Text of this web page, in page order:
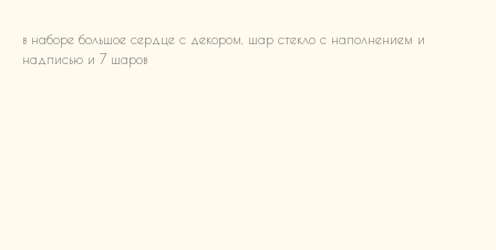
в наборе большое сердце с декором, шар стекло с наполнением и
надписью и 7 шаров